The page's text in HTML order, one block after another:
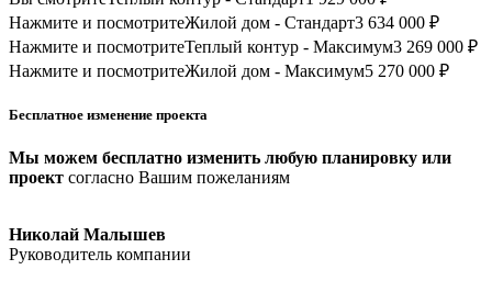
Нажмите и посмотритеЖилой дом - Стандарт3 634 000 ₽
Нажмите и посмотритеТеплый контур - Максимум3 269 000 ₽
Нажмите и посмотритеЖилой дом - Максимум5 270 000 ₽
Бесплатное изменение проекта
Мы можем бесплатно изменить любую планировку или
проект согласно Вашим пожеланиям
Николай Малышев
Руководитель компании